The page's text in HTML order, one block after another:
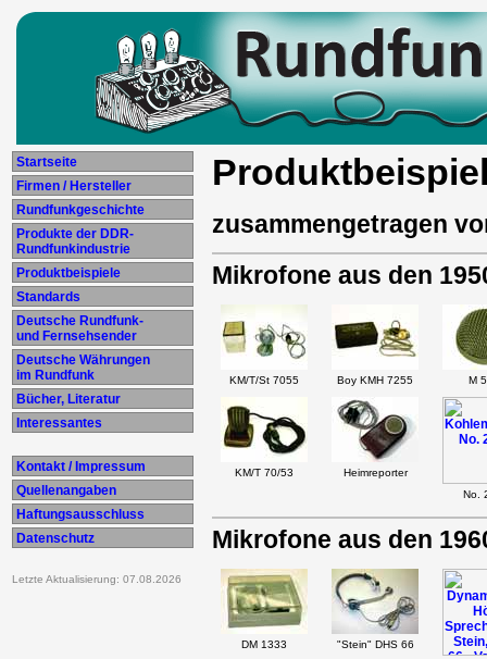
Startseite
Firmen / Hersteller
Rundfunkgeschichte
Produkte der DDR-
Rundfunkindustrie
Produktbeispiele
Standards
Deutsche Rundfunk-
und Fernsehsender
Deutsche Währungen
im Rundfunk
Bücher, Literatur
Interessantes
Kontakt / Impressum
Quellenangaben
Haftungsausschluss
Datenschutz
Letzte Aktualisierung: 07.08.2026
zusammengetragen
Mikrofone aus den
KM/T/St 7055 Boy KMH 7255 M
KM/T 70/53
Heimreporter
No.
Mikrofone aus den
DM 1333
"Stein" DHS 66